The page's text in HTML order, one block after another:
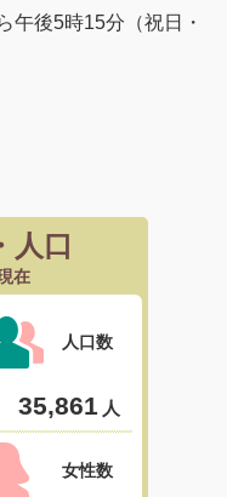
午後5時15分（祝日・